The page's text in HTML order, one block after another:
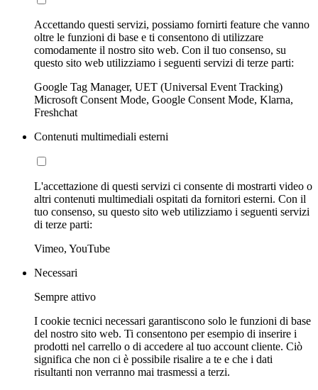
Accettando questi servizi, possiamo fornirti feature che vanno
oltre le funzioni di base e ti consentono di utilizzare
comodamente il nostro sito web. Con il tuo consenso, su
questo sito web utilizziamo i seguenti servizi di terze parti:
Google Tag Manager, UET (Universal Event Tracking)
Microsoft Consent Mode, Google Consent Mode, Klarna,
Freshchat
Contenuti multimediali esterni
L'accettazione di questi servizi ci consente di mostrarti video o
altri contenuti multimediali ospitati da fornitori esterni. Con il
tuo consenso, su questo sito web utilizziamo i seguenti servizi
di terze parti:
Vimeo, YouTube
Necessari
Sempre attivo
I cookie tecnici necessari garantiscono solo le funzioni di base
del nostro sito web. Ti consentono per esempio di inserire i
prodotti nel carrello o di accedere al tuo account cliente. Ciò
significa che non ci è possibile risalire a te e che i dati
risultanti non verranno mai trasmessi a terzi.